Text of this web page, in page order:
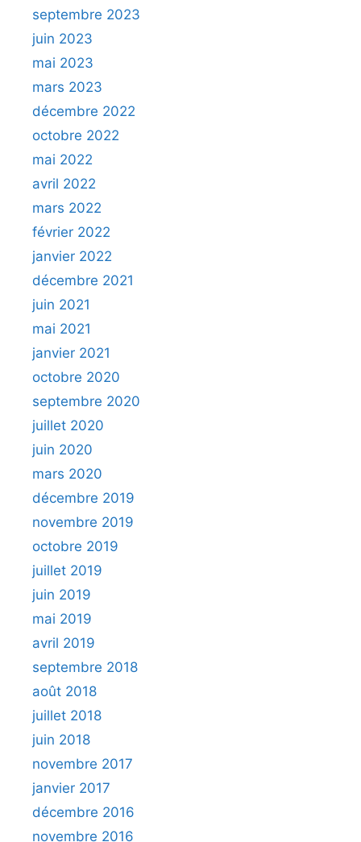
septembre 2023
juin 2023
mai 2023
mars 2023
décembre 2022
octobre 2022
mai 2022
avril 2022
mars 2022
février 2022
janvier 2022
décembre 2021
juin 2021
mai 2021
janvier 2021
octobre 2020
septembre 2020
juillet 2020
juin 2020
mars 2020
décembre 2019
novembre 2019
octobre 2019
juillet 2019
juin 2019
mai 2019
avril 2019
septembre 2018
août 2018
juillet 2018
juin 2018
novembre 2017
janvier 2017
décembre 2016
novembre 2016